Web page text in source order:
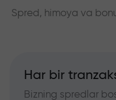
Spred, himoya va
Har bir
Bizning spredlar